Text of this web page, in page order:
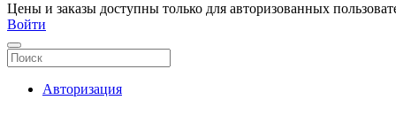
Цены и заказы доступны только для авторизованных
Войти
Авторизация